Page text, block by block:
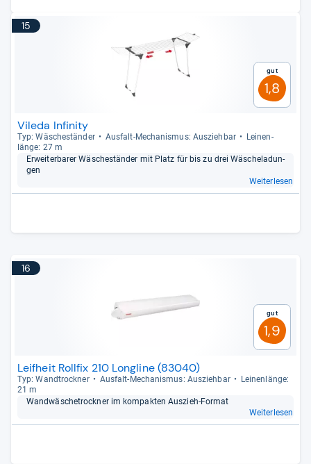
15
Gut
1,8
Vileda Infinity
Typ: Wäsche­stän­der Aus­falt-​Mecha­nis­mus: Aus­zieh­bar
Lei­nen­
länge: 27 m
Erweiter­ba­rer Wäsche­stän­der mit Platz für bis zu drei Wäsche­la­dun­
gen
Weiterlesen
16
Gut
1,9
Leifheit Rollfix 210 Longline (83040)
Typ: Wand­trock­ner Aus­falt-​Mecha­nis­mus: Aus­zieh­bar
Lei­nen­länge:
21 m
Wand­wä­sche­trock­ner im kom­pak­ten Aus­zieh-​For­mat
Weiterlesen